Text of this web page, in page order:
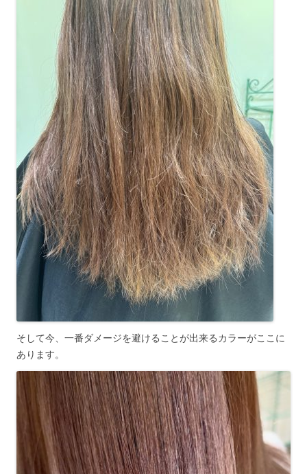
そして今、一番ダメージを避けることが出来るカラーがここに
あります。